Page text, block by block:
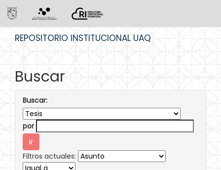
REPOSITORIO INSTITUCIONAL UAQ
Buscar
Buscar:
por
Filtros actuales: